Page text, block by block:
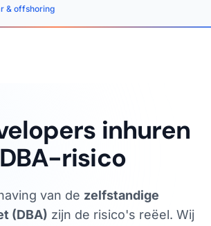
& offshoring
inhuren
risico
van de zelfstandige
(DBA) zijn de risico's reëel. Wij